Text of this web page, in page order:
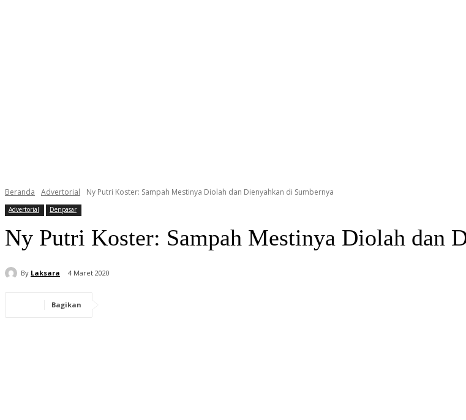
Beranda Advertorial Ny Putri Koster: Sampah Mestinya Diolah dan Dienyahkan di Sumbernya
Advertorial Denpasar
Ny Putri Koster: Sampah Mestinya Diolah dan
By Laksara 4 Maret 2020
Bagikan